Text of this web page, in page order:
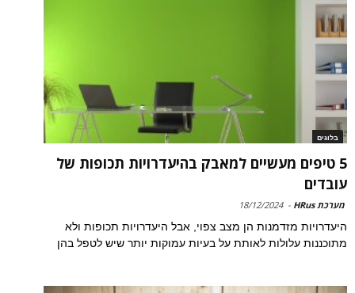
בלוגים
5 טיפים מעשיים למאבק בהיעדרויות תכופות של
עובדים
מערכת HRus -
18/12/2024
היעדרויות מזדמנות הן מצב צפוי, אבל היעדרויות תכופות ולא
מתוכננות עלולות לאותת על בעיות עמוקות יותר שיש לטפל בהן